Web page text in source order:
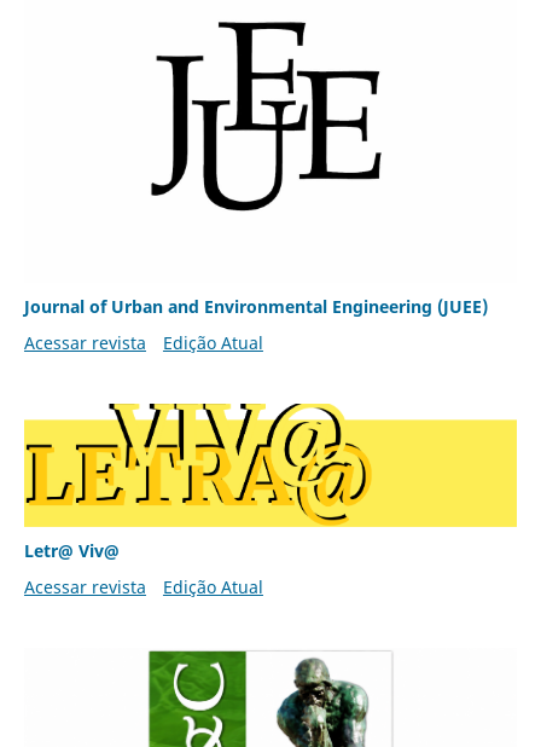
Journal of Urban and Environmental Engineering (JUEE)
Acessar revista
Edição Atual
Letr@ Viv@
Acessar revista
Edição Atual